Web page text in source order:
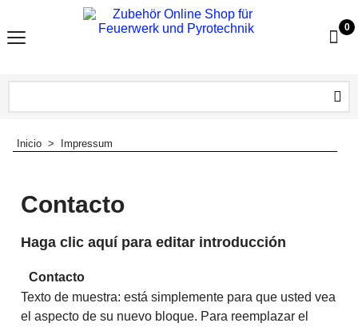
0
Inicio > Impressum
Contacto
Haga clic aquí para editar introducción
Contacto
Texto de muestra: está simplemente para que usted vea
el aspecto de su nuevo bloque. Para reemplazar el